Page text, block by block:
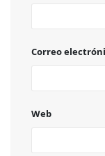
Correo
Web